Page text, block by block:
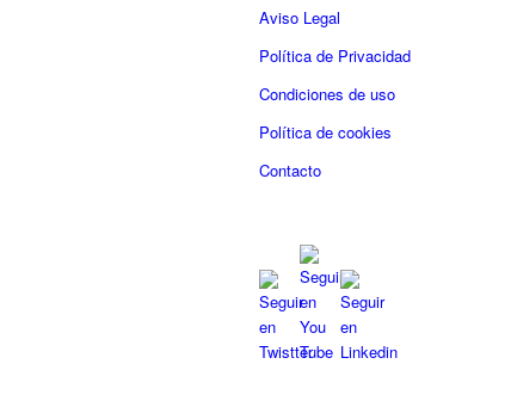
Aviso Legal
Política de Privacidad
Condiciones de uso
Política de cookies
Contacto